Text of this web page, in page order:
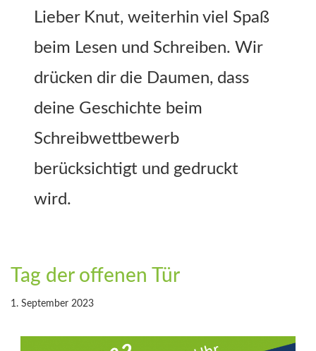
Lieber Knut, weiterhin viel Spaß
beim Lesen und Schreiben. Wir
drücken dir die Daumen, dass
deine Geschichte beim
Schreibwettbewerb
berücksichtigt und gedruckt
wird.
Tag der offenen Tür
1. September 2023